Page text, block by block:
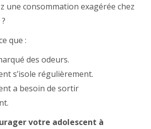
une consommation exagérée chez
que :
des odeurs.
s’isole régulièrement.
a besoin de sortir
votre adolescent à